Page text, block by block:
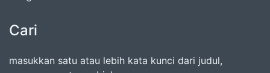
Cari
masukkan satu atau lebih kata kunci dari judul,